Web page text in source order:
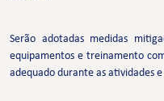
Serão adotadas medidas
equipamentos e treinamento
adequado durante as atividades